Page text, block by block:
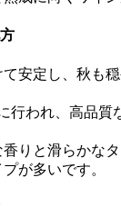
安定し、秋も
行われ、高品質
りと滑らかな
が多いです。